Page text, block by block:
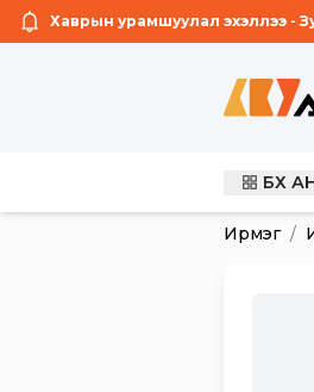
Хаврын урамшуулал эхэллээ -
БҮХ
Ирмэг /